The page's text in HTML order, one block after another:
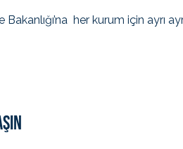
her kurum için ayrı ayrı